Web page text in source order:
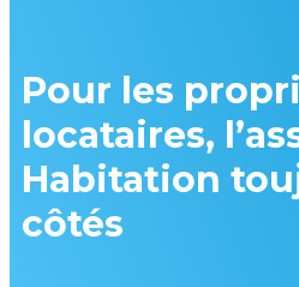
Pour les
locataires,
Habitation
côtés​